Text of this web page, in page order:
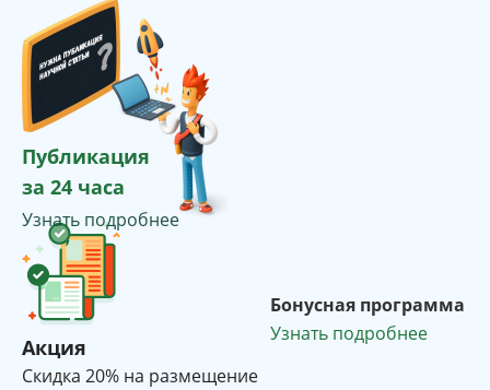
Публикация
за 24 часа
Узнать подробнее
Акция
Cкидка 20% на размещение
Бонусная программа
Узнать подробнее